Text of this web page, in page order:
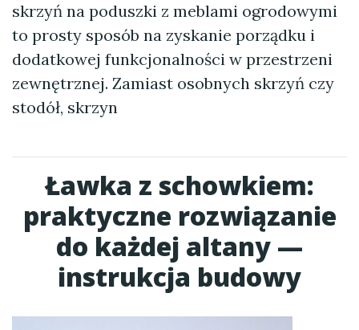
skrzyń na poduszki z meblami ogrodowymi
to prosty sposób na zyskanie porządku i
dodatkowej funkcjonalności w przestrzeni
zewnętrznej. Zamiast osobnych skrzyń czy
stodół, skrzyn
Ławka z schowkiem:
praktyczne rozwiązanie
do każdej altany —
instrukcja budowy